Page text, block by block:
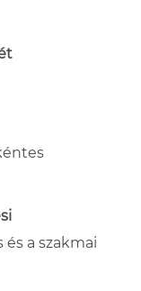
a szakmai